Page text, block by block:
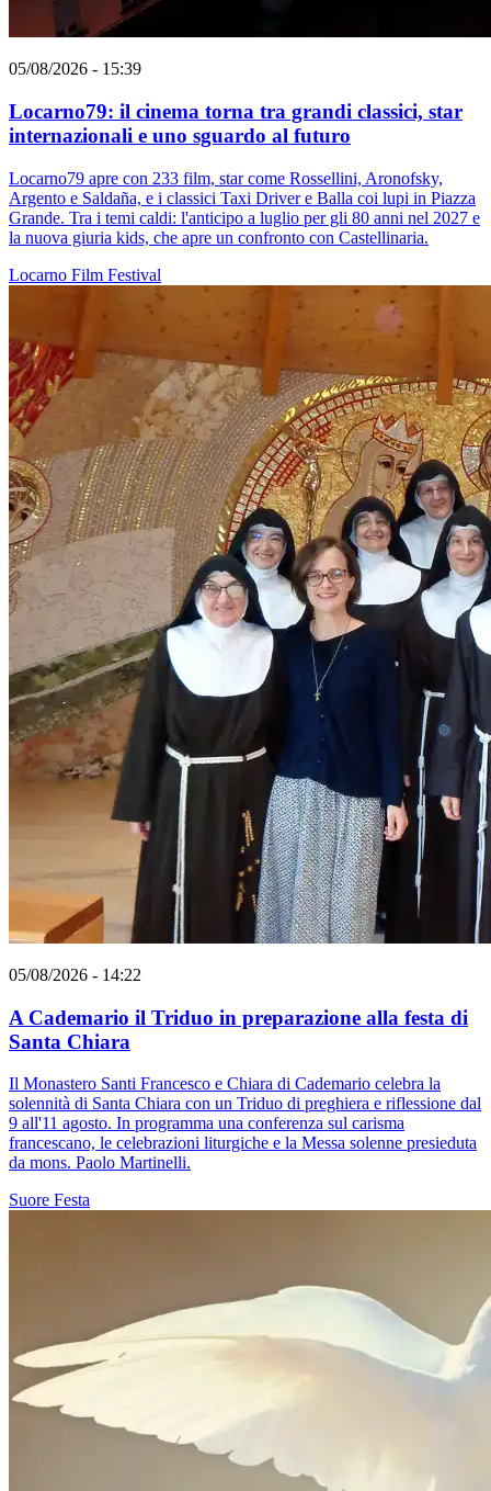
05/08/2026 - 15:39
Locarno79: il cinema torna tra grandi classici, star
internazionali e uno sguardo al futuro
Locarno79 apre con 233 film, star come Rossellini, Aronofsky,
Argento e Saldaña, e i classici Taxi Driver e Balla coi lupi in Piazza
Grande. Tra i temi caldi: l'anticipo a luglio per gli 80 anni nel 2027 e
la nuova giuria kids, che apre un confronto con Castellinaria.
Locarno Film Festival
05/08/2026 - 14:22
A Cademario il Triduo in preparazione alla festa di
Santa Chiara
Il Monastero Santi Francesco e Chiara di Cademario celebra la
solennità di Santa Chiara con un Triduo di preghiera e riflessione dal
9 all'11 agosto. In programma una conferenza sul carisma
francescano, le celebrazioni liturgiche e la Messa solenne presieduta
da mons. Paolo Martinelli.
Suore Festa